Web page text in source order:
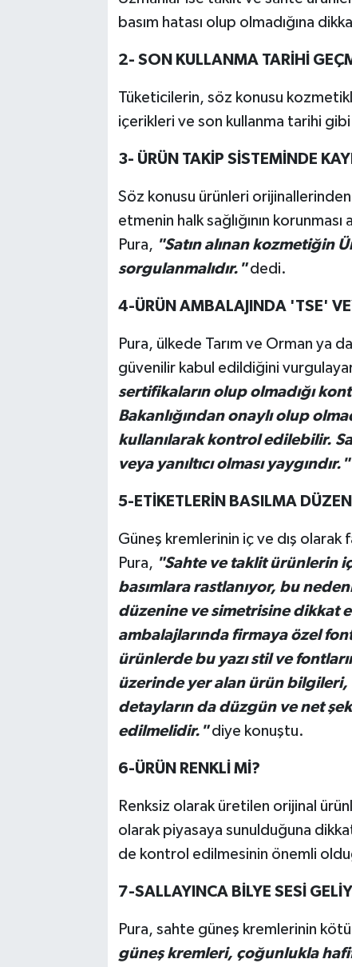
basım hatası olup olmadığına
2- SON KULLANMA TARİHİ
Tüketicilerin, söz konusu
içerikleri ve son kullanma tarihi
3- ÜRÜN TAKİP SİSTEMİNDE
Söz konusu ürünleri
etmenin halk sağlığının
Pura, "Satın alınan kozmetiğin
sorgulanmalıdır."dedi.
4-ÜRÜN AMBALAJINDA 'TSE'
Pura, ülkede Tarım ve Orman ya
güvenilir kabul edildiğini
sertifikaların olup olmadığı
Bakanlığından onaylı olup
kullanılarak kontrol edilebilir.
veya yanıltıcı olması yaygındır."
5-ETİKETLERİN BASILMA
Güneş kremlerinin iç ve dış olarak
Pura, "Sahte ve taklit ürünlerin
basımlara rastlanıyor, bu
düzenine ve simetrisine dikkat
ambalajlarında firmaya özel
ürünlerde bu yazı stil ve
üzerinde yer alan ürün
detayların da düzgün ve net
edilmelidir."diye konuştu.
6-ÜRÜN RENKLİ Mİ?
Renksiz olarak üretilen orijinal
olarak piyasaya sunulduğuna
de kontrol edilmesinin önemli
7-SALLAYINCA BİLYE SESİ
Pura, sahte güneş kremlerinin
güneş kremleri, çoğunlukla